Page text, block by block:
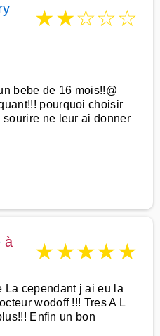
★★☆☆☆
bebe de 16 mois!!@
pourquoi choisir
ne leur ai donner
à
★★★★★
La cependant j ai eu la
wodoff !!! Tres A L
Enfin un bon